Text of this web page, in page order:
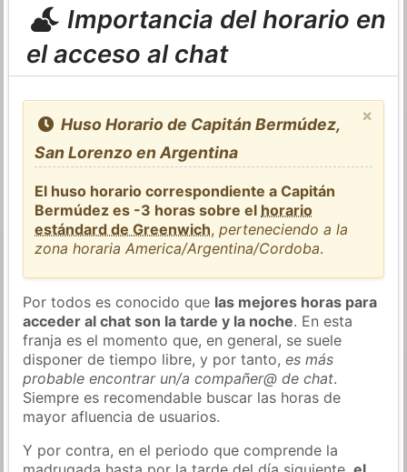
Importancia del horario en
el acceso al chat
×
Huso Horario de Capitán Bermúdez,
San Lorenzo en Argentina
El huso horario correspondiente a Capitán
Bermúdez es -3 horas sobre el horario
estándard de Greenwich,perteneciendo a la
zona horaria America/Argentina/Cordoba.
Por todos es conocido que las mejores horas para
acceder al chat son la tarde y la noche. En esta
franja es el momento que, en general, se suele
disponer de tiempo libre, y por tanto,es más
probable encontrar un/a compañer@ de chat.
Siempre es recomendable buscar las horas de
mayor afluencia de usuarios.
Y por contra, en el periodo que comprende la